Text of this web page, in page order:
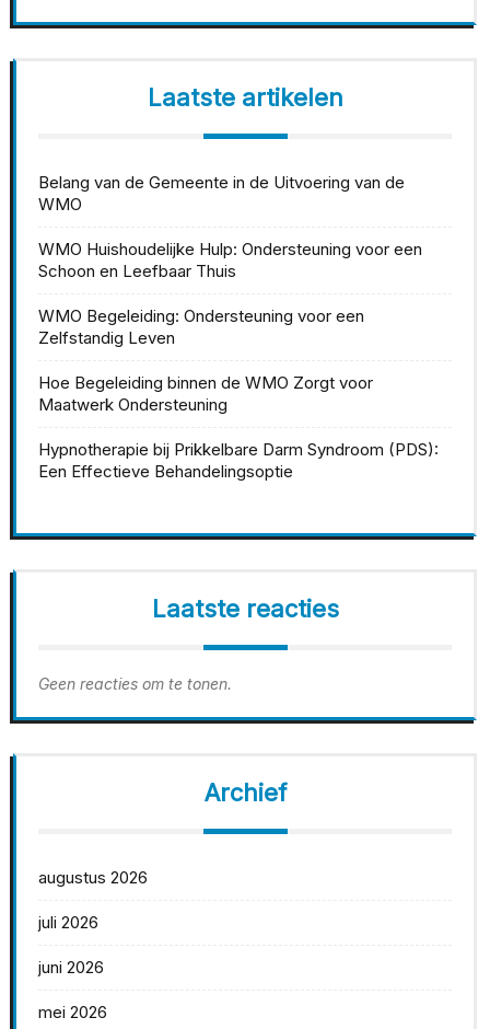
Laatste artikelen
Belang van de Gemeente in de Uitvoering van de
WMO
WMO Huishoudelijke Hulp: Ondersteuning voor een
Schoon en Leefbaar Thuis
WMO Begeleiding: Ondersteuning voor een
Zelfstandig Leven
Hoe Begeleiding binnen de WMO Zorgt voor
Maatwerk Ondersteuning
Hypnotherapie bij Prikkelbare Darm Syndroom (PDS):
Een Effectieve Behandelingsoptie
Laatste reacties
Geen reacties om te tonen.
Archief
augustus 2026
juli 2026
juni 2026
mei 2026